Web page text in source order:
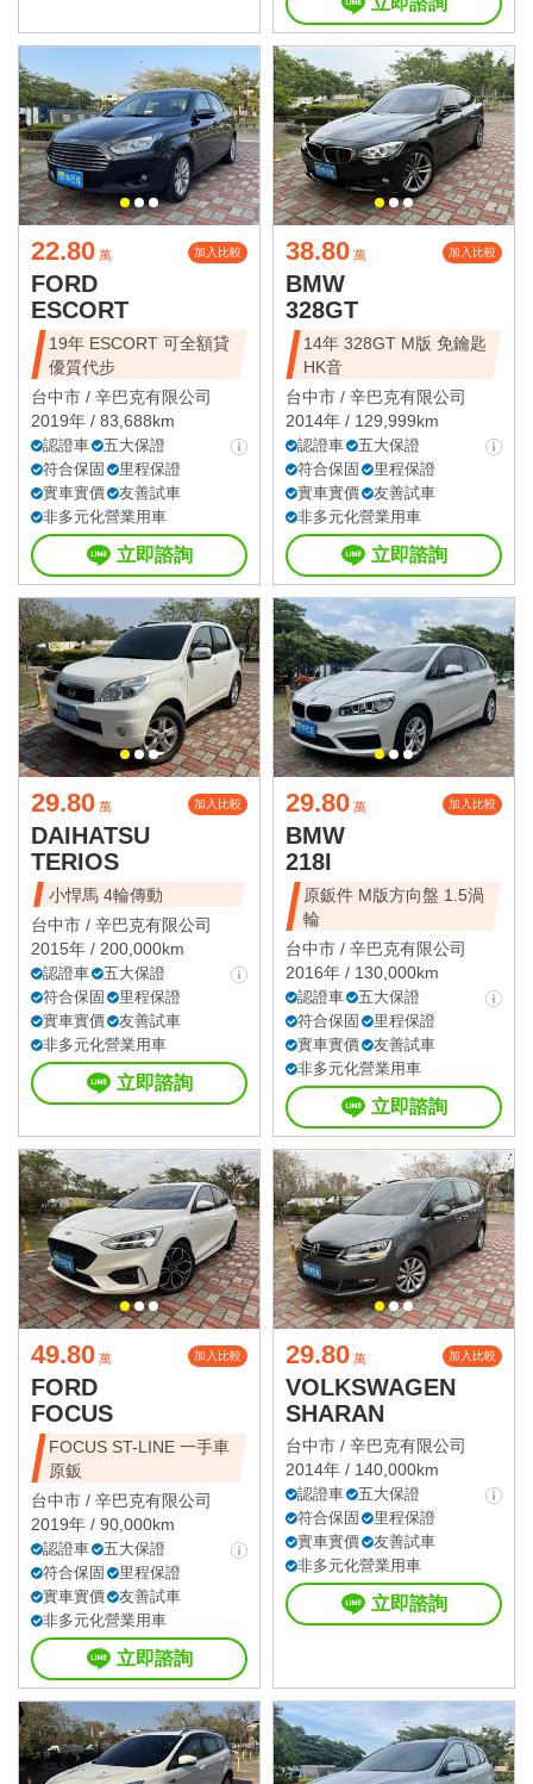
22.80 萬 加入比較
FORD
ESCORT
19年 ESCORT 可全額貸
優質代步
台中市 / 辛巴克有限公司
2019年 / 83,688km
認證車
五大保證
符合保固
里程保證
實車實價
友善試車
非多元化營業用車
立即諮詢
38.80 萬 加入比較
BMW
328GT
14年 328GT M版 免鑰匙
HK音
台中市 / 辛巴克有限公司
2014年 / 129,999km
認證車
五大保證
符合保固
里程保證
實車實價
友善試車
非多元化營業用車
立即諮詢
29.80 萬 加入比較
DAIHATSU
TERIOS
小悍馬 4輪傳動
台中市 / 辛巴克有限公司
2015年 / 200,000km
認證車
五大保證
符合保固
里程保證
實車實價
友善試車
非多元化營業用車
立即諮詢
29.80 萬 加入比較
BMW
218I
原鈑件 M版方向盤 1.5渦
輪
台中市 / 辛巴克有限公司
2016年 / 130,000km
認證車
五大保證
符合保固
里程保證
實車實價
友善試車
非多元化營業用車
立即諮詢
49.80 萬 加入比較
FORD
FOCUS
FOCUS ST-LINE 一手車
原鈑
台中市 / 辛巴克有限公司
2019年 / 90,000km
認證車
五大保證
符合保固
里程保證
實車實價
友善試車
非多元化營業用車
立即諮詢
29.80 萬 加入比較
VOLKSWAGEN
SHARAN
台中市 / 辛巴克有限公司
2014年 / 140,000km
認證車
五大保證
符合保固
里程保證
實車實價
友善試車
非多元化營業用車
立即諮詢